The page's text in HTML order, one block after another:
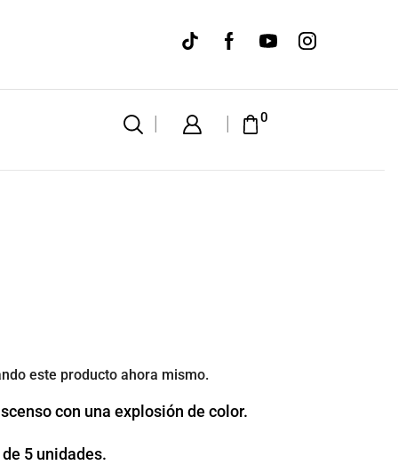
0
este producto ahora mismo.
con una explosión de color.
5 unidades.